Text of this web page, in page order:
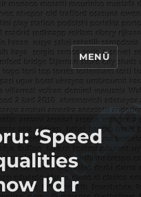
MENÜ
‘Speed
I’d r